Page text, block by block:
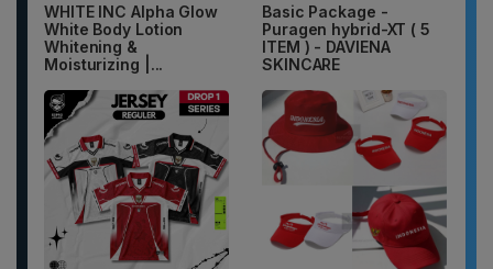
WHITE INC Alpha Glow
White Body Lotion
Whitening &
Moisturizing |...
Basic Package -
Puragen hybrid-XT ( 5
ITEM ) - DAVIENA
SKINCARE